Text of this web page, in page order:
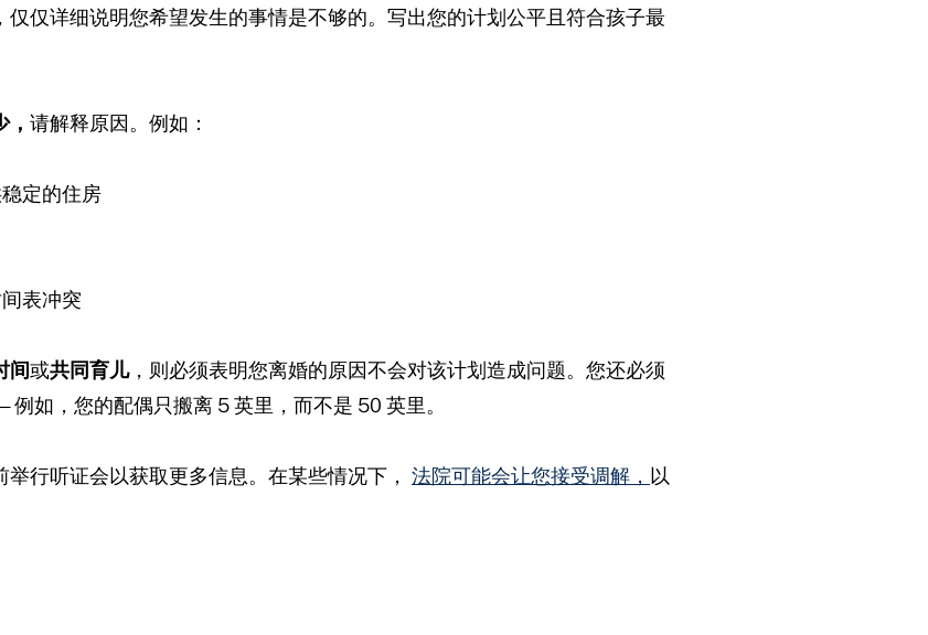
仅详细说明您希望发生的事情是不够的。写出您的计划公平且符合孩子最
请解释原因。例如：
定的住房
表冲突
间或共同育儿，则必须表明您离婚的原因不会对该计划造成问题。您还必须
如，您的配偶只搬离 5 英里，而不是 50 英里。
行听证会以获取更多信息。在某些情况下， 法院可能会让您接受调解， 以